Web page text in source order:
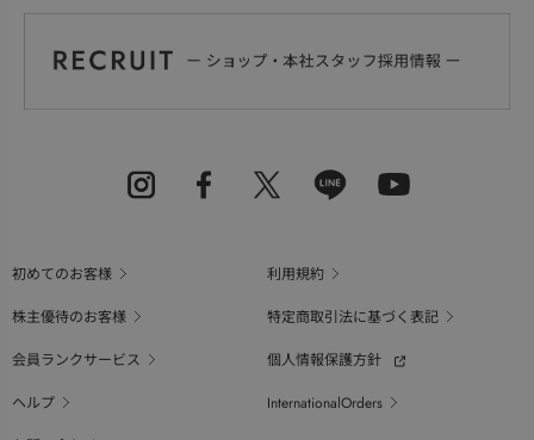
初めてのお客様
利用規約
株主優待のお客様
特定商取引法に基づく表記
会員ランクサービス
個人情報保護方針
ヘルプ
InternationalOrders